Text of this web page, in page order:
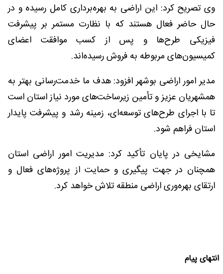
وی تصریح کرد: این اراضی به بهره‌برداری کامل رسیده و در
حال حاضر فعال هستند که با نظارت مستمر بر پیشرفت
فیزیکی طرح‌ها و پس از کسب موافقت اعضای
کمیسیون‌های مربوطه به فروش رسیده‌اند.
مدیر امور اراضی بوشهر افزود: هدف ما خدمت‌رسانی بهتر به
همشهریان عزیز و تأمین زیرساخت‌های مورد نیاز استان است
تا با اجرای طرح‌های توسعه‌ای، زمینه رشد و پیشرفت پایدار
استان فراهم شود.
مشایخی در پایان تأکید کرد: مدیریت امور اراضی استان
همچنان در جهت پیگیری و حمایت از پروژه‌های فعال و
ارتقای بهره‌وری اراضی منطقه تلاش خواهد کرد.
انتهای پیام